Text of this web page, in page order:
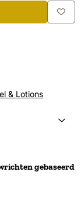
& Lotions
gebaseerd